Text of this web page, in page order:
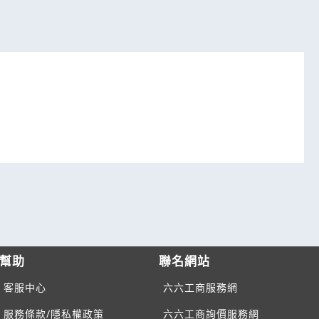
幫助
客服中心
服務條款/隱私權政策
聯名網站
六六工商服務網
六六工商詢價服務網